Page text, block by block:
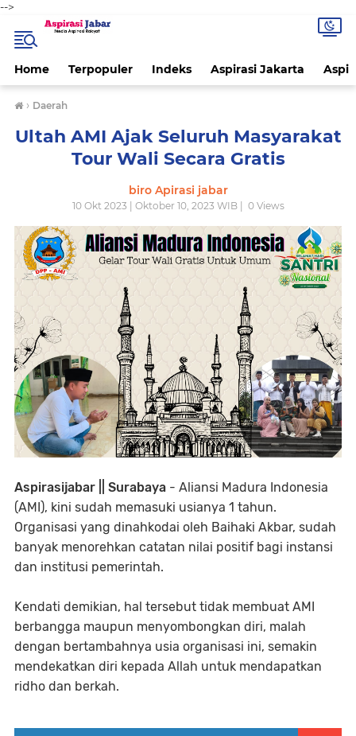
-->
Home Terpopuler Indeks Aspirasi Jakarta
› Daerah
Ultah AMI Ajak Seluruh Masyarakat
Tour Wali Secara Gratis
biro Apirasi jabar
10 Okt 2023 | Oktober 10, 2023 WIB | 0Views
Aspirasijabar || Surabaya - Aliansi Madura Indonesia
(AMI), kini sudah memasuki usianya 1 tahun.
Organisasi yang dinahkodai oleh Baihaki Akbar, sudah
banyak menorehkan catatan nilai positif bagi instansi
dan institusi pemerintah.
Kendati demikian, hal tersebut tidak membuat AMI
berbangga maupun menyombongkan diri, malah
dengan bertambahnya usia organisasi ini, semakin
mendekatkan diri kepada Allah untuk mendapatkan
ridho dan berkah.